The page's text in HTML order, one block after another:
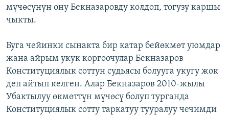
мүчөсүнүн ону Бекназаровду колдоп, тогузу каршы
чыкты.
Буга чейинки сынакта бир катар бейөкмөт уюмдар
жана айрым укук коргоочулар Бекназаров
Конституциялык соттун судьясы болууга укугу жок
деп айтып келген. Алар Бекназаров 2010-жылы
Убактылуу өкмөттүн мүчөсү болуп турганда
Конституциялык сотту таркатуу тууралуу чечимди